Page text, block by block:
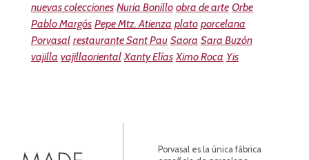
nuevas colecciones Nuria Bonillo obra de arte Orbe
Pablo Margós Pepe Mtz. Atienza plato porcelana
Porvasal restaurante Sant Pau Saora Sara Buzón
vajilla vajillaoriental Xanty Elías Ximo Roca Yis
Porvasal es la única fábrica